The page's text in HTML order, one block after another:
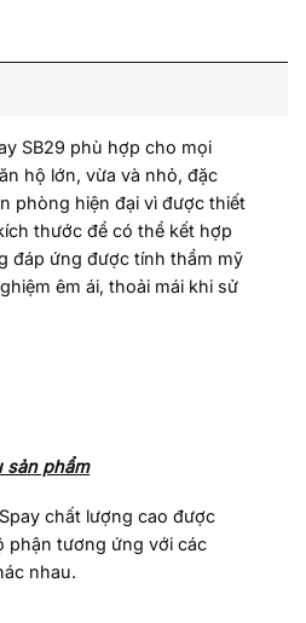
SB29 phù hợp cho mọi
hộ lớn, vừa và nhỏ, đặc
phòng hiện đại vì được thiết
thước để có thể kết hợp
đáp ứng được tính thẩm mỹ
êm ái, thoải mái khi sử
sản phẩm
chất lượng cao được
phận tương ứng với các
nhau.